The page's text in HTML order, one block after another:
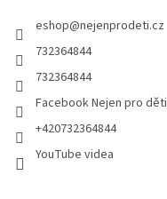
eshop@nejenprodeti.cz
732364844
732364844
Facebook Nejen pro děti
+420732364844
YouTube videa